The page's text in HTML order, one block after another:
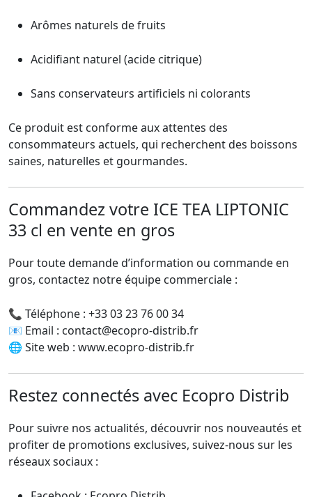
Arômes naturels de fruits
Acidifiant naturel (acide citrique)
Sans conservateurs artificiels ni colorants
Ce produit est conforme aux attentes des
consommateurs actuels, qui recherchent des boissons
saines, naturelles et gourmandes.
Commandez votre ICE TEA LIPTONIC
33 cl en vente en gros
Pour toute demande d’information ou commande en
gros, contactez notre équipe commerciale :
📞 Téléphone : +33 03 23 76 00 34
📧 Email : contact@ecopro-distrib.fr
🌐 Site web : www.ecopro-distrib.fr
Restez connectés avec Ecopro Distrib
Pour suivre nos actualités, découvrir nos nouveautés et
profiter de promotions exclusives, suivez-nous sur les
réseaux sociaux :